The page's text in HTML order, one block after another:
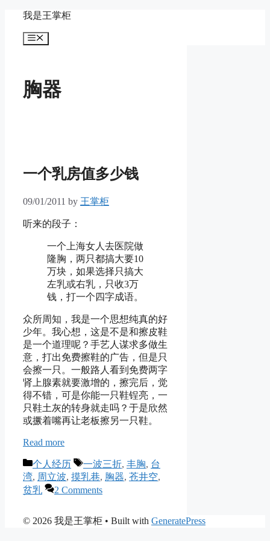
content
我是王掌柜
Menu
胸器
一个乳房值多少钱
09/01/2011 by 王掌柜
听来的段子：
一个上海女人去医院做
隆胸，两只都搞大要10
万块，如果选择只搞大
左乳或右乳，只收3万
钱，打一个四字成语。
众所周知，我是一个思想纯真的好
少年。我心想，这是不是和擦皮鞋
是一个道理呢？手艺人谋求多做生
意，打出免费擦鞋的广告，但是只
会擦一只。一般路人看到免费两字
肾上腺素就要激增的，擦完后，觉
得不错，可是你能一只鞋锃亮，一
只鞋土灰的转身就走吗？于是欣然
或撅着嘴再让老板擦另一只鞋。
Read more
Categories
个人经历 Tags
一波三折, 丰胸, 台
湾, 周立波, 摸乳巷, 胸器, 苍井空,
贫乳
2 Comments
© 2026 我是王掌柜 • Built with GeneratePress